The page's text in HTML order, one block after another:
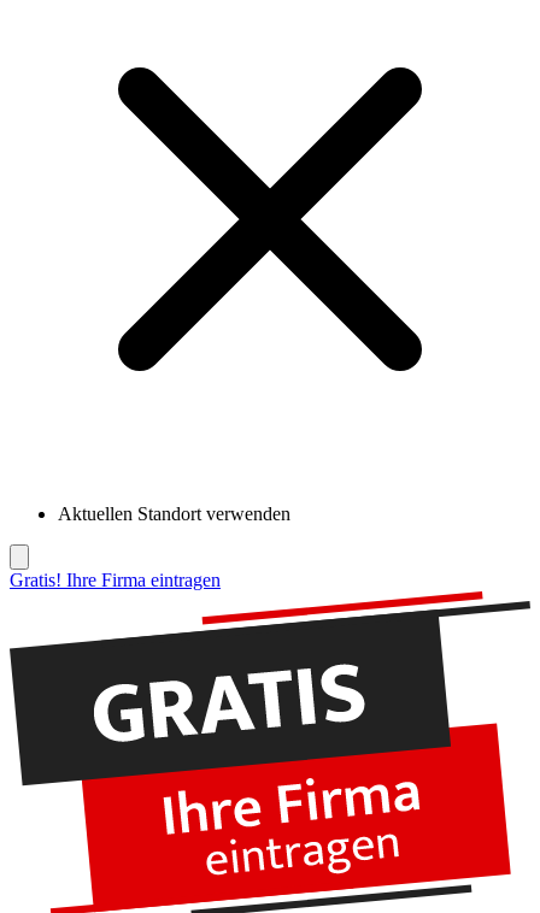
Aktuellen Standort verwenden
Gratis! Ihre Firma eintragen